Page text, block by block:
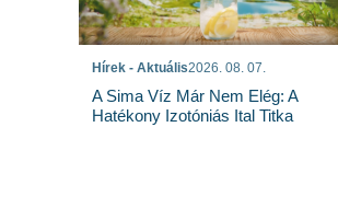
Hírek - Aktuális2026. 08. 07.
A Sima Víz Már Nem Elég: A
Hatékony Izotóniás Ital Titka